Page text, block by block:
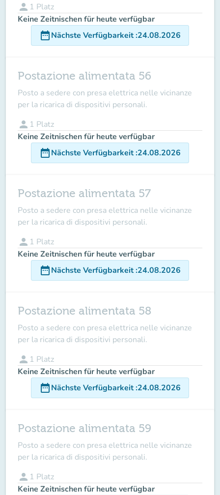
person 1 Platz
Keine Zeitnischen für heute verfügbar
date_rangeNächste Verfügbarkeit:24.08.2026
Postazione alimentata 56
Posto a sedere con presa elettrica nelle vicinanze
per la ricarica di dispositivi personali.
person 1 Platz
Keine Zeitnischen für heute verfügbar
date_rangeNächste Verfügbarkeit:24.08.2026
Postazione alimentata 57
Posto a sedere con presa elettrica nelle vicinanze
per la ricarica di dispositivi personali.
person 1 Platz
Keine Zeitnischen für heute verfügbar
date_rangeNächste Verfügbarkeit:24.08.2026
Postazione alimentata 58
Posto a sedere con presa elettrica nelle vicinanze
per la ricarica di dispositivi personali.
person 1 Platz
Keine Zeitnischen für heute verfügbar
date_rangeNächste Verfügbarkeit:24.08.2026
Postazione alimentata 59
Posto a sedere con presa elettrica nelle vicinanze
per la ricarica di dispositivi personali.
person 1 Platz
Keine Zeitnischen für heute verfügbar